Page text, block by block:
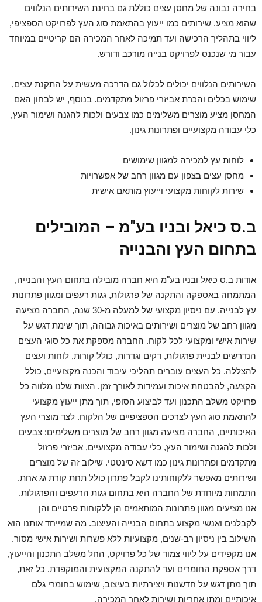
בחירה נבונה של מחסן עצים כוללת גם בחינת השירותים הנלווים
שהוא מציע. שירותים כמו ייעוץ בהתאמת סוג העץ לפרויקט הספציפי,
ליווי בתהליך הרכישה ועד תמיכה לאחר המכירה הם קריטיים במיוחד
עבור מי שנכנס לפרויקט בנייה מורכב ודורש.
השירותים הנלווים יכולים לכלול גם הדרכה מעשית על התקנת עצים,
שימוש בכלים והכרת אביזרי פרזול מתקדמים. בנוסף, יש לבחון האם
המחסן מציע מוצרים משלימים כמו צבעים ולכות להגנה ושימור העץ,
כלי עבודה מקצועיים ופתרונות גינון.
לוחות עץ למכירה למגוון שימושים
מחסן עצים בצפון עם מגוון רחב של אפשרויות
שירות לקוחות מקצועי וייעוץ מותאם אישית
ב.ס כיאל ובניו בע"מ – המובילים
בתחום העץ והבנייה
אודות ב.ס כיאל ובניו בע"מ היא חברה מובילה בתחום העץ והבנייה,
המתמחה באספקה והתקנה של פרגולות, גגות רעפים ומגוון פתרונות
עץ לבנייה. עם ניסיון מקצועי של למעלה מ-30 שנה, החברה מציעה
מגוון רחב של מוצרים ושירותים באיכות גבוהה, תוך שימת דגש על
שירות אישי ומקצועי לכל לקוח. החברה מספקת את כל סוגי העצים
הנדרשים לבניית פרגולות, דקים וגדרות, כולל קורות, לוחות ועצים
להצללה. כל העצים עוברים תהליכי עיבוד והכנה מקצועיים, כולל
הקצעה, להבטחת איכות ועמידות לאורך זמן. הצוות שלנו מלווה כל
פרויקט משלב התכנון ועד לביצוע הסופי, תוך מתן ייעוץ מקצועי
להתאמת סוג העץ לצרכים הספציפיים של הלקוח. לצד מוצרי העץ
האיכותיים, החברה מציעה מגוון רחב של מוצרים משלימים: צבעים
ולכות להגנה ושימור העץ, כלי עבודה מקצועיים, אביזרי פרזול
מתקדמים ופתרונות גינון כמו דשא סינטטי. שילוב זה של מוצרים
ושירותים מאפשר ללקוחותינו לקבל פתרון כולל תחת קורת גג אחת.
התמחות מיוחדת של החברה היא בתחום גגות הרעפים והפרגולות.
אנו מציעים מגוון פתרונות המותאמים הן ללקוחות פרטיים והן
לקבלנים ואנשי מקצוע בתחום הבנייה והעיצוב. מה שמייחד אותנו הוא
השילוב בין ניסיון רב-שנים, מקצועיות ללא פשרות ושירות אישי מסור.
אנו מקפידים על ליווי צמוד של כל פרויקט, החל משלב התכנון והייעוץ,
דרך אספקת החומרים ועד להתקנה המקצועית והמוקפדת. כל זאת,
תוך מתן דגש על חדשנות ויצירתיות בעיצוב, שימוש בחומרי גלם
איכותיים ומתן אחריות ושירות לאחר המכירה.